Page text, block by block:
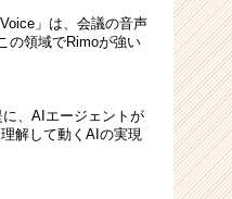
」は、会議の音声
の領域でRimoが強い
、AIエージェントが
解して動くAIの実現